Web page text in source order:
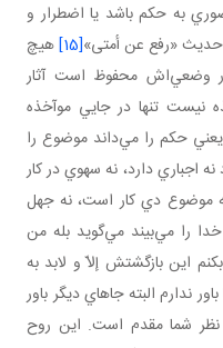
به حكم باشد يا اضطرار و
حديث «رفع عن أمتى»[15]
هيچ
وضعي‌اش محفوظ است آثار
نيست تنها در جايي موآخذه
حكم را مي‌داند موضوع را
اجباري دارد، نه سهوي در كار
موضوع دي كار است، نه جهل
را مي‌بيند مي‌گويد بله من
اين بازگشتش إلاّ و لابد به
ندارم البته جاهاي ديگر باور
نظر شما مقدم است. اين روح